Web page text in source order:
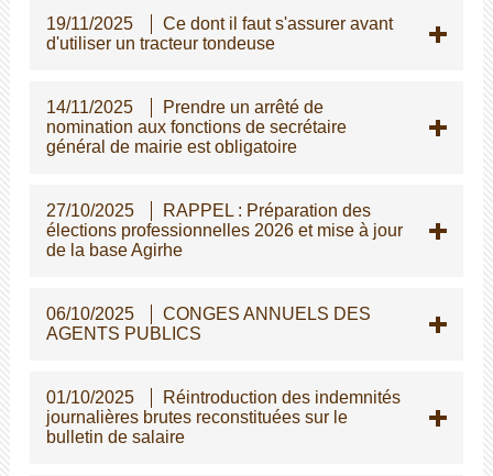
19/11/2025
Ce dont il faut s'assurer avant
d'utiliser un tracteur tondeuse
14/11/2025
Prendre un arrêté de
nomination aux fonctions de secrétaire
général de mairie est obligatoire
27/10/2025
RAPPEL : Préparation des
élections professionnelles 2026 et mise à jour
de la base Agirhe
06/10/2025
CONGES ANNUELS DES
AGENTS PUBLICS
01/10/2025
Réintroduction des indemnités
journalières brutes reconstituées sur le
bulletin de salaire